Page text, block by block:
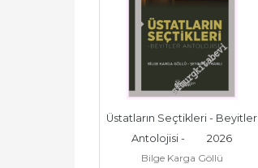
Üstatların Seçtikleri - Beyitler
Antolojisi -         2026
Bilge Karga Göllü